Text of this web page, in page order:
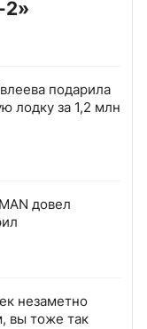
2»
подарила
лодку за 1,2 млн
довел
незаметно
вы тоже так